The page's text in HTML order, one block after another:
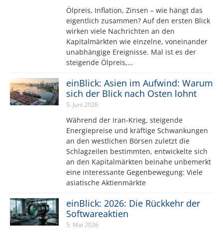
Ölpreis, Inflation, Zinsen – wie hängt das
eigentlich zusammen? Auf den ersten Blick
wirken viele Nachrichten an den
Kapitalmärkten wie einzelne, voneinander
unabhängige Ereignisse. Mal ist es der
steigende Ölpreis,…
einBlick: Asien im Aufwind: Warum
sich der Blick nach Osten lohnt
5. Juni 2026
Während der Iran-Krieg, steigende
Energiepreise und kräftige Schwankungen
an den westlichen Börsen zuletzt die
Schlagzeilen bestimmten, entwickelte sich
an den Kapitalmärkten beinahe unbemerkt
eine interessante Gegenbewegung: Viele
asiatische Aktienmärkte
einBlick: 2026: Die Rückkehr der
Softwareaktien
5. Mai 2026